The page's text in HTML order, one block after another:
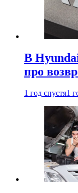
В
про
1 год спустя1